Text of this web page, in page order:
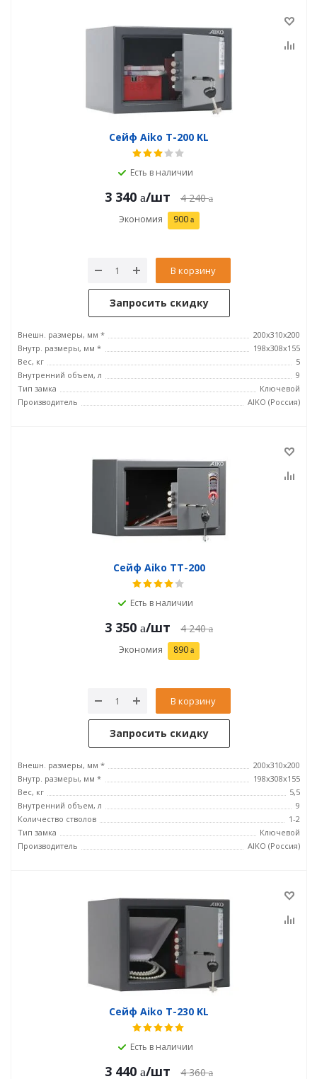
Сейф Aiko T-200 KL
Есть в наличии
3 340 /шт 4 240
Экономия 900
В корзину
Запросить скидку
Внешн. размеры, мм *
200x310x200
Внутр. размеры, мм *
198x308x155
Вес, кг
5
Внутренний объем, л
9
Тип замка
Ключевой
Производитель
AIKO (Россия)
Сейф Aiko ТТ-200
Есть в наличии
3 350 /шт 4 240
Экономия 890
В корзину
Запросить скидку
Внешн. размеры, мм *
200x310x200
Внутр. размеры, мм *
198x308x155
Вес, кг
5,5
Внутренний объем, л
9
Количество стволов
1-2
Тип замка
Ключевой
Производитель
AIKO (Россия)
Сейф Aiko T-230 KL
Есть в наличии
3 440 /шт 4 360